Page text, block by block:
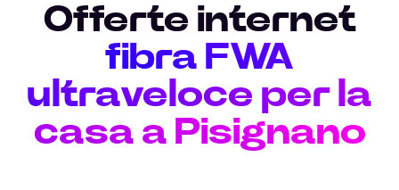
Offerte internet
fibra FWA
ultraveloce per la
casa a Pisignano